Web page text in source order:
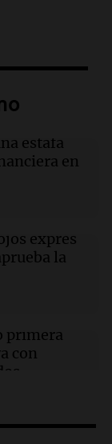
y Mar" y
Cadena 3
el tiempo
estafa
en
exprés
la
primera
con